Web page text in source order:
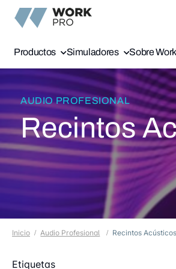
Productos Simuladores Sobre
AUDIO PROFESIONAL
Recintos
Inicio Audio Profesional Recintos Acústicos
Etiquetas